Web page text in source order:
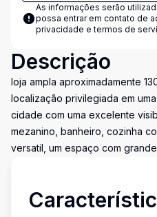
As informações serão
possa entrar em contato de
privacidade e termos de
Descrição
loja ampla aproximadamente
localização privilegiada em
cidade com uma excelente
mezanino, banheiro, cozinha
versatil, um espaço com